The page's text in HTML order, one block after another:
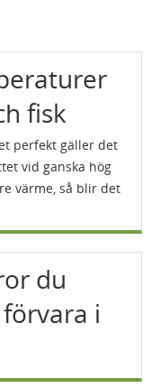
fisk
perfekt gäller det
vid ganska hög
värme, så blir det
du
i